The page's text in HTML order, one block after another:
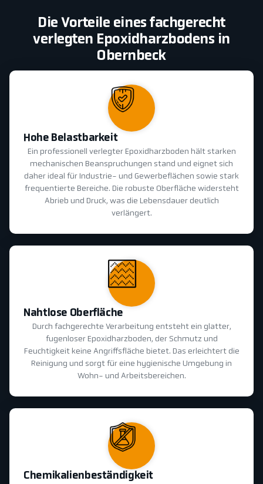
Die Vorteile eines fachgerecht
verlegten Epoxidharzbodens in
Obernbeck
Hohe Belastbarkeit
Ein professionell verlegter Epoxidharzboden hält starken
mechanischen Beanspruchungen stand und eignet sich
daher ideal für Industrie- und Gewerbeflächen sowie stark
frequentierte Bereiche. Die robuste Oberfläche widersteht
Abrieb und Druck, was die Lebensdauer deutlich
verlängert.
Nahtlose Oberfläche
Durch fachgerechte Verarbeitung entsteht ein glatter,
fugenloser Epoxidharzboden, der Schmutz und
Feuchtigkeit keine Angriffsfläche bietet. Das erleichtert die
Reinigung und sorgt für eine hygienische Umgebung in
Wohn- und Arbeitsbereichen.
Chemikalienbeständigkeit